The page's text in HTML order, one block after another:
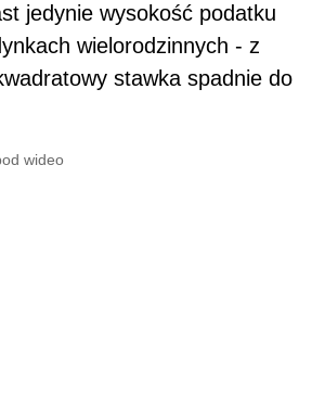
jedynie wysokość podatku
wielorodzinnych - z
stawka spadnie do
wideo